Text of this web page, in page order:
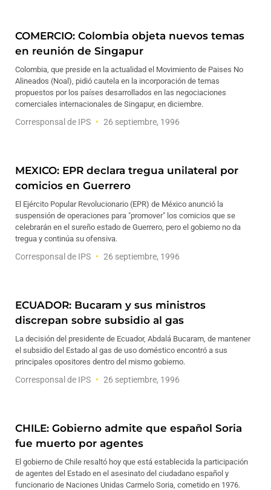
COMERCIO: Colombia objeta nuevos temas
en reunión de Singapur
Colombia, que preside en la actualidad el Movimiento de Paises No
Alineados (Noal), pidió cautela en la incorporación de temas
propuestos por los países desarrollados en las negociaciones
comerciales internacionales de Singapur, en diciembre.
Corresponsal de IPS 26 septiembre, 1996
MEXICO: EPR declara tregua unilateral por
comicios en Guerrero
El Ejército Popular Revolucionario (EPR) de México anunció la
suspensión de operaciones para "promover" los comicios que se
celebrarán en el sureño estado de Guerrero, pero el gobierno no da
tregua y continúa su ofensiva.
Corresponsal de IPS 26 septiembre, 1996
ECUADOR: Bucaram y sus ministros
discrepan sobre subsidio al gas
La decisión del presidente de Ecuador, Abdalá Bucaram, de mantener
el subsidio del Estado al gas de uso doméstico encontró a sus
principales opositores dentro del mismo gobierno.
Corresponsal de IPS 26 septiembre, 1996
CHILE: Gobierno admite que español Soria
fue muerto por agentes
El gobierno de Chile resaltó hoy que está establecida la participación
de agentes del Estado en el asesinato del ciudadano español y
funcionario de Naciones Unidas Carmelo Soria, cometido en 1976.